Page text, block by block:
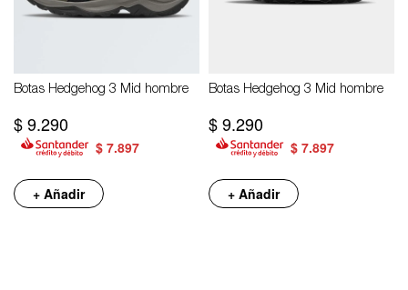
Botas Hedgehog 3 Mid hombre
$9.290
$ 7.897
+ Añadir
Botas Hedgehog 3 Mid hombre
$9.290
$ 7.897
+ Añadir